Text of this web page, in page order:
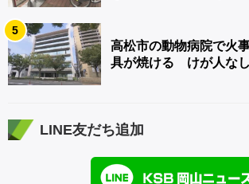
5
高松市の動物病院で火
具が焼ける けが人なし
LINE友だち追加